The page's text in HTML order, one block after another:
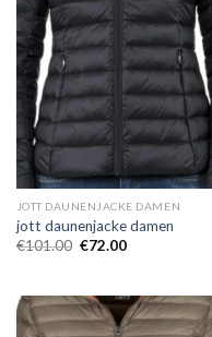
JOTT DAUNENJACKE DAMEN
jott daunenjacke damen
€101.00 €72.00